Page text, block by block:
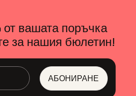
вашата поръчка
за нашия бюлетин!
АБОНИРАНЕ